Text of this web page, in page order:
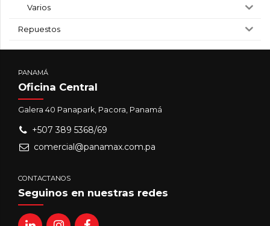
Varios
Repuestos
PANAMÁ
Oficina Central
Galera 40 Panapark, Pacora, Panamá
+507 389 5368/69
comercial@panamax.com.pa
CONTACTANOS
Seguinos en nuestras redes